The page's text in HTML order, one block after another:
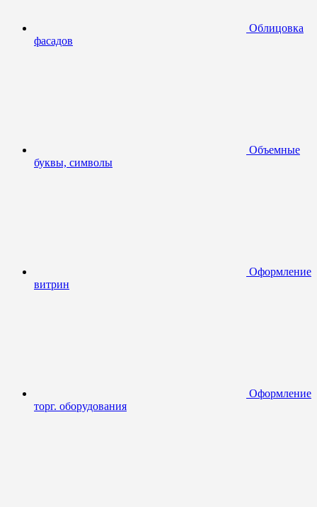
Облицовка
фасадов
Объемные
буквы, символы
Оформление
витрин
Оформление
торг. оборудования